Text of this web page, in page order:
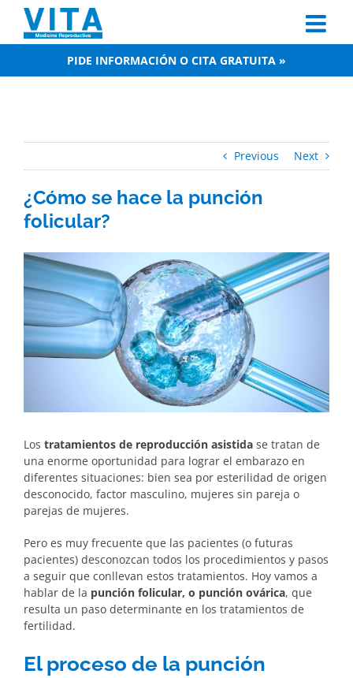
content
PIDE INFORMACIÓN O CITA GRATUITA »
Previous Next
¿Cómo se hace la punción
folicular?
View
Image
Los tratamientos de reproducción asistida se tratan de
una enorme oportunidad para lograr el embarazo en
diferentes situaciones: bien sea por esterilidad de origen
desconocido, factor masculino, mujeres sin pareja o
parejas de mujeres.
Pero es muy frecuente que las pacientes (o futuras
pacientes) desconozcan todos los procedimientos y pasos
a seguir que conllevan estos tratamientos. Hoy vamos a
hablar de la punción folicular, o punción ovárica, que
resulta un paso determinante en los tratamientos de
fertilidad.
El proceso de la punción